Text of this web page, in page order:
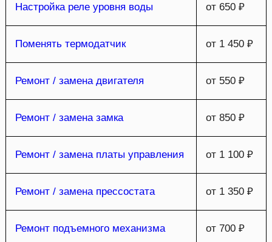
Настройка реле уровня воды от 650 ₽
Поменять термодатчик от 1 450 ₽
Ремонт / замена двигателя от 550 ₽
Ремонт / замена замка от 850 ₽
Ремонт / замена платы управления от 1 100 ₽
Ремонт / замена прессостата от 1 350 ₽
Ремонт подъемного механизма от 700 ₽